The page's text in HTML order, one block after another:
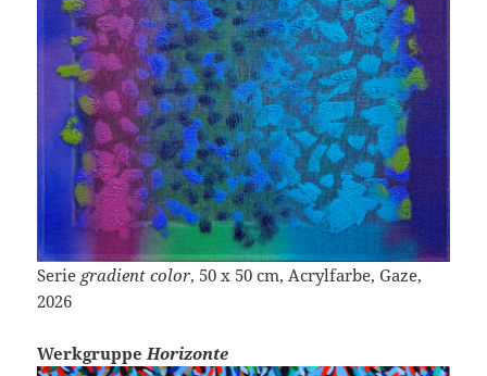
Serie gradient color, 50 x 50 cm, Acrylfarbe, Gaze,
2026
WerkgruppeHorizonte